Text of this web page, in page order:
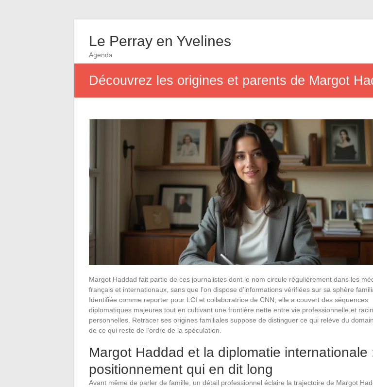
Le Perray en Yvelines
Agenda
Découvrez les origines et parents de Margot
Margot Haddad fait partie de ces journalistes dont le nom circule régulièrement dans les
français et internationaux, sans que l’on dispose d’informations vérifiées sur sa sphère
Identifiée comme reporter pour LCI et collaboratrice de CNN, elle a couvert des séquences
diplomatiques majeures tout en cultivant une frontière nette entre vie professionnelle et
personnelles. Retracer ses origines familiales suppose de distinguer ce qui relève du
de ce qui reste de l’ordre de la spéculation.
Margot Haddad et la diplomatie internationale
positionnement qui en dit long
Avant même de parler de famille, un détail professionnel éclaire la trajectoire de Margot